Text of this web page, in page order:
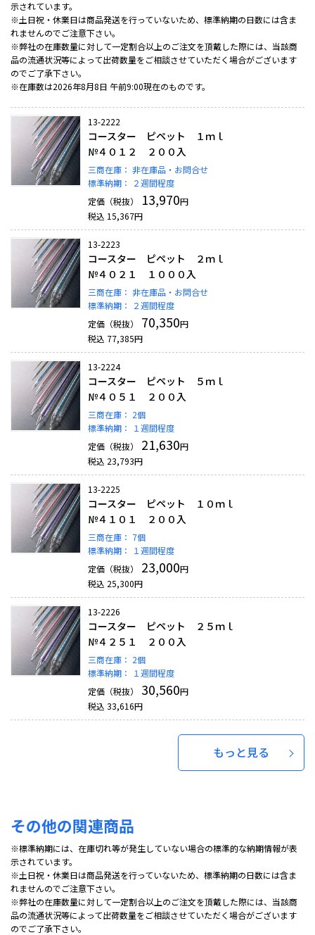
示されています。
※土日祝・休業日は商品発送を行っていないため、標準納期の日数には含ま
れませんのでご注意下さい。
※弊社の在庫数量に対して一定割合以上のご注文を頂戴した際には、当該商
品の流通状況等によって出荷数量をご相談させていただく場合がございます
のでご了承下さい。
※在庫数は2026年8月8日 午前9:00現在のものです。
13-2222
コースター ピペット １ｍｌ
№４０１２ ２００入
三商在庫： 非在庫品・お問合せ
標準納期：
２週間程度
定価（税抜）
13,970円
税込 15,367円
13-2223
コースター ピペット ２ｍｌ
№４０２１ １０００入
三商在庫： 非在庫品・お問合せ
標準納期：
２週間程度
定価（税抜）
70,350円
税込 77,385円
13-2224
コースター ピペット ５ｍｌ
№４０５１ ２００入
三商在庫： 2個
標準納期：
１週間程度
定価（税抜）
21,630円
税込 23,793円
13-2225
コースター ピペット １０ｍｌ
№４１０１ ２００入
三商在庫： 7個
標準納期：
１週間程度
定価（税抜）
23,000円
税込 25,300円
13-2226
コースター ピペット ２５ｍｌ
№４２５１ ２００入
三商在庫： 2個
標準納期：
１週間程度
定価（税抜）
30,560円
税込 33,616円
もっと見る
その他の関連商品
※標準納期には、在庫切れ等が発生していない場合の標準的な納期情報が表
示されています。
※土日祝・休業日は商品発送を行っていないため、標準納期の日数には含ま
れませんのでご注意下さい。
※弊社の在庫数量に対して一定割合以上のご注文を頂戴した際には、当該商
品の流通状況等によって出荷数量をご相談させていただく場合がございます
のでご了承下さい。